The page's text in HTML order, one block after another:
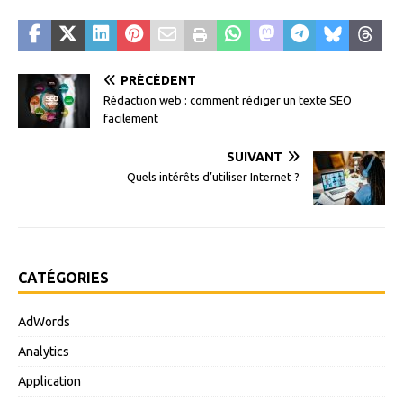
PRÉCÉDENT
Rédaction web : comment rédiger un texte SEO
facilement
SUIVANT
Quels intérêts d’utiliser Internet ?
CATÉGORIES
AdWords
Analytics
Application